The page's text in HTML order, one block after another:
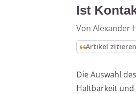
Ist
Von Alexander
Artikel zitieren
Die Auswahl
Haltbarkeit und